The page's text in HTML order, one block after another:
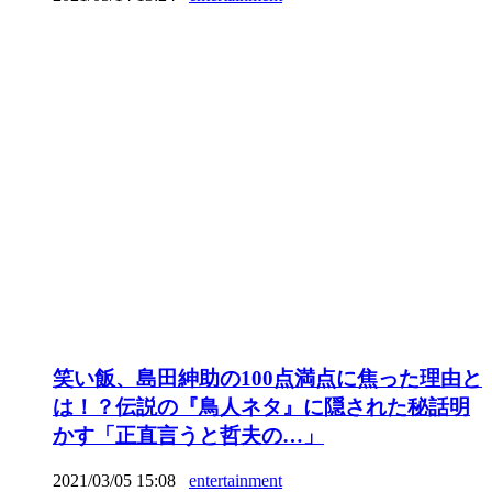
笑い飯、島田紳助の100点満点に焦った理由と
は！？伝説の『鳥人ネタ』に隠された秘話明
かす「正直言うと哲夫の…」
2021/03/05 15:08 entertainment